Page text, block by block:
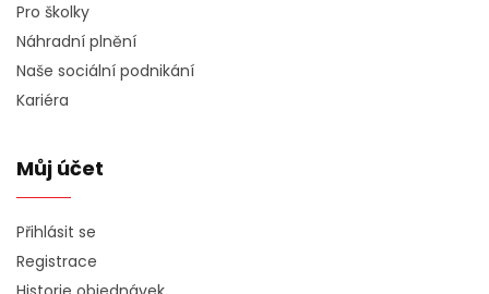
Pro školky
Náhradní plnění
Naše sociální podnikání
Kariéra
Můj účet
Přihlásit se
Registrace